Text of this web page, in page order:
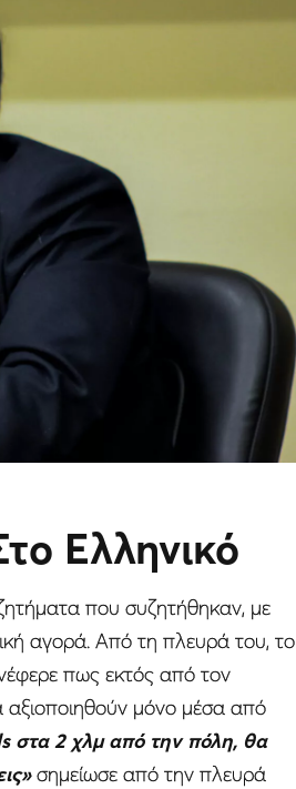
Ελληνικό
που συζητήθηκαν, με
αγορά. Από τη πλευρά του, το
πως εκτός από τον
αξιοποιηθούν μόνο μέσα από
στα 2 χλμ από την πόλη, θα
σημείωσε από την πλευρά